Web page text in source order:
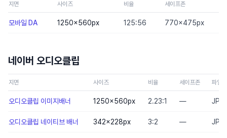
지면 사이즈 비율 세이프존
모바일 DA 1250×560px 125:56 770×475px
네이버 오디오클립
지면 사이즈 비율 세이프존 파일
오디오클립 이미지배너 1250×560px 2.23:1 —
오디오클립 네이티브 배너 342×228px 3:2 —